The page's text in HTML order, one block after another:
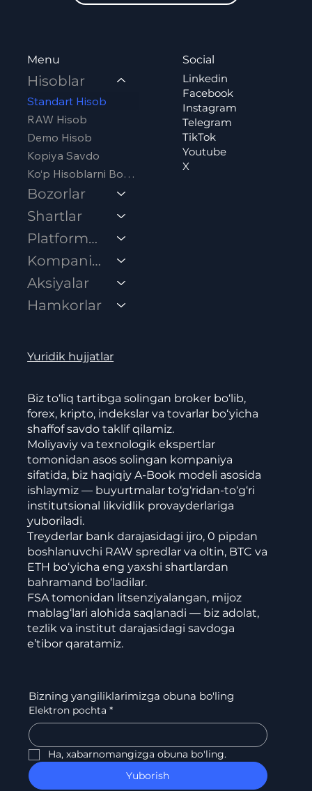
Menu
Hisoblar
Standart Hisob
RAW Hisob
Demo Hisob
Kopiya Savdo
Ko‘p Hisoblarni Boshqarish (MAM)
Bozorlar
Shartlar
Platformalar
Kompaniya
Aksiyalar
Hamkorlar
Yuridik hujjatlar
Social
Linkedin
Facebook
Instagram
Telegram
TikTok
Youtube
X
Biz to‘liq tartibga solingan broker bo‘lib,
forex, kripto, indekslar va tovarlar bo‘yicha
shaffof savdo taklif qilamiz.
Moliyaviy va texnologik ekspertlar
tomonidan asos solingan kompaniya
sifatida, biz haqiqiy A-Book modeli asosida
ishlaymiz — buyurtmalar to‘g‘ridan-to‘g‘ri
institutsional likvidlik provayderlariga
yuboriladi.
Treyderlar bank darajasidagi ijro, 0 pipdan
boshlanuvchi RAW spredlar va oltin, BTC va
ETH bo‘yicha eng yaxshi shartlardan
bahramand bo‘ladilar.
FSA tomonidan litsenziyalangan, mijoz
mablag‘lari alohida saqlanadi — biz adolat,
tezlik va institut darajasidagi savdoga
e’tibor qaratamiz.
Bizning yangiliklarimizga obuna bo'ling
Elektron pochta *
Ha, xabarnomangizga obuna bo'ling.
Yuborish